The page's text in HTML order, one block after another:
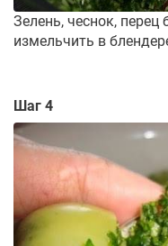
Зелень, чеснок, перец
измельчить в
Шаг 4